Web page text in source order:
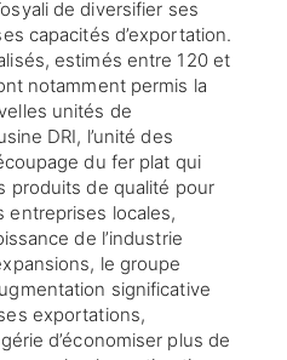
de diversifier ses
capacités d’exportation.
estimés entre 120 et
notamment permis la
unités de
DRI, l’unité des
du fer plat qui
produits de qualité pour
entreprises locales,
de l’industrie
le groupe
significative
exportations,
d’économiser plus de